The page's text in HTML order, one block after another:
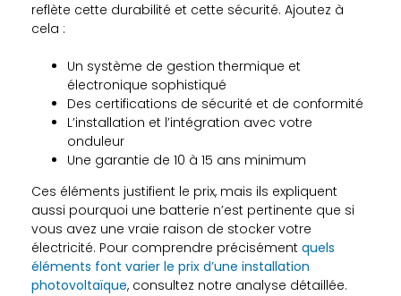
reflète cette durabilité et cette sécurité. Ajoutez à
cela :
Un système de gestion thermique et
électronique sophistiqué
Des certifications de sécurité et de conformité
L’installation et l’intégration avec votre
onduleur
Une garantie de 10 à 15 ans minimum
Ces éléments justifient le prix, mais ils expliquent
aussi pourquoi une batterie n’est pertinente que si
vous avez une vraie raison de stocker votre
électricité. Pour comprendre précisément quels
éléments font varier le prix d’une installation
photovoltaïque, consultez notre analyse détaillée.